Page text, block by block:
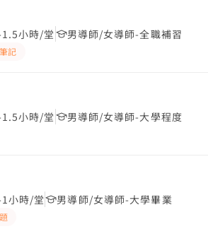
小時/堂 男導師/女導師-全職補習
記
小時/堂 男導師/女導師-大學程度
小時/堂 男導師/女導師-大學畢業